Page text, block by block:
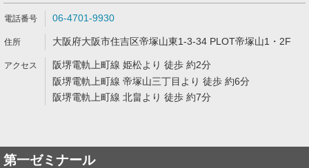
06-4701-9930
大阪府大阪市住吉区帝塚山東1-3-34 PLOT帝塚山1・2F
阪堺電軌上町線 姫松より 徒歩 約2分
阪堺電軌上町線 帝塚山三丁目より 徒歩 約6分
阪堺電軌上町線 北畠より 徒歩 約7分
第一ゼミナール